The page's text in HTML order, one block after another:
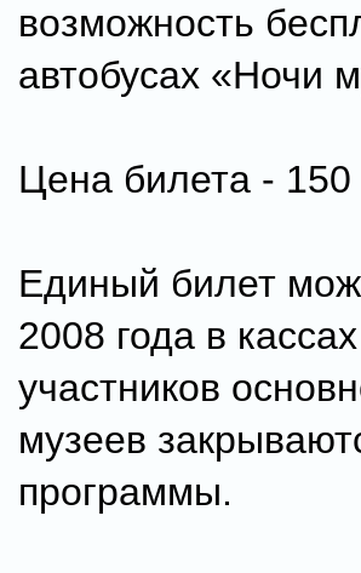
возможность
автобусах «Ночи
Цена билета - 150
Единый билет
2008 года в
участников
музеев
программы.